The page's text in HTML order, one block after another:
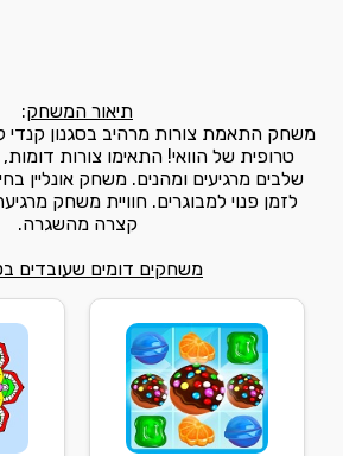
תיאור המשחק:
משחק התאמת צורות מרהיב בסגנון קנדי
טרופית של הוואי! התאימו צורות דומות,
שלבים מרגיעים ומהנים. משחק אונליין
לזמן פנוי למבוגרים. חוויית משחק
קצרה מהשגרה.
משחקים דומים שעובדים